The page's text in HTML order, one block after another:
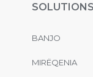
SOLUTIONS
BANJO
MIRËQENIA